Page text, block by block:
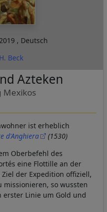
, Deutsch
Beck
Azteken
Mexikos
ist erheblich
d'Anghiera
(1530)
Oberbefehl des
eine Flottille an der
der Expedition offiziell,
so wussten
erster Linie um Gold und